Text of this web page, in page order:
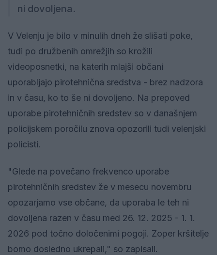
ni dovoljena.
V Velenju je bilo v minulih dneh že slišati poke,
tudi po družbenih omrežjih so krožili
videoposnetki, na katerih mlajši občani
uporabljajo pirotehnična sredstva - brez nadzora
in v času, ko to še ni dovoljeno. Na prepoved
uporabe pirotehničnih sredstev so v današnjem
policijskem poročilu znova opozorili tudi velenjski
policisti.
"Glede na povečano frekvenco uporabe
pirotehničnih sredstev že v mesecu novembru
opozarjamo vse občane, da uporaba le teh ni
dovoljena razen v času med 26. 12. 2025 - 1. 1.
2026 pod točno določenimi pogoji. Zoper kršitelje
bomo dosledno ukrepali," so zapisali.